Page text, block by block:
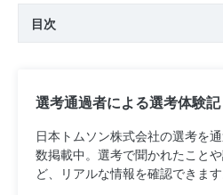
目次
選考通過者による選考体験記
日本トムソン株式会社の選考を
数掲載中。選考で聞かれたこと
ど、リアルな情報を確認できます